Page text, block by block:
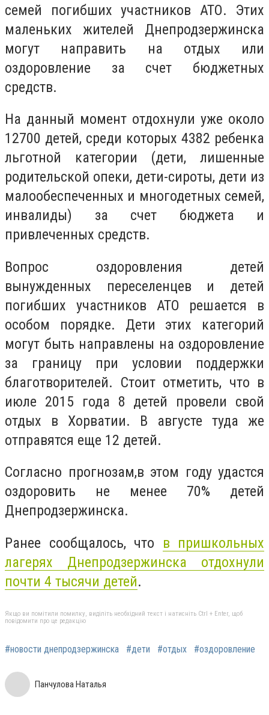
семей погибших участников АТО. Этих
маленьких жителей Днепродзержинска
могут направить на отдых или
оздоровление за счет бюджетных
средств.
На данный момент отдохнули уже около
12700 детей, среди которых 4382 ребенка
льготной категории (дети, лишенные
родительской опеки, дети-сироты, дети из
малообеспеченных и многодетных семей,
инвалиды) за счет бюджета и
привлеченных средств.
Вопрос оздоровления детей
вынужденных переселенцев и детей
погибших участников АТО решается в
особом порядке. Дети этих категорий
могут быть направлены на оздоровление
за границу при условии поддержки
благотворителей. Стоит отметить, что в
июле 2015 года 8 детей провели свой
отдых в Хорватии. В августе туда же
отправятся еще 12 детей.
Согласно прогнозам,в этом году удастся
оздоровить не менее 70% детей
Днепродзержинска.
Ранее сообщалось, что в пришкольных
лагерях Днепродзержинска отдохнули
почти 4 тысячи детей.
Якщо ви помітили помилку, виділіть необхідний текст і натисніть Ctrl + Enter, щоб
повідомити про це редакцію
#новости днепродзержинска #дети #отдых #оздоровление
Панчулова Наталья